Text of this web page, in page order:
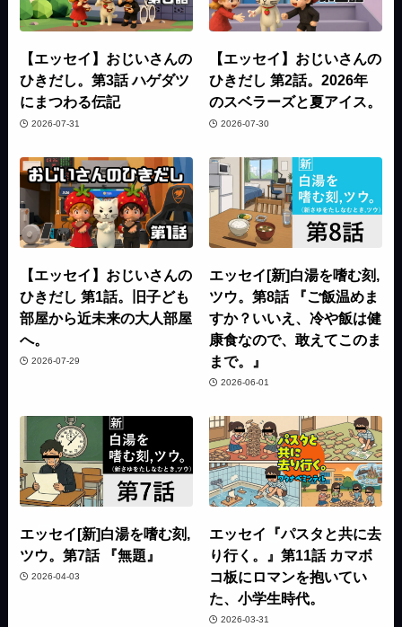
【エッセイ】おじいさんの
ひきだし。第3話 ハゲダツ
にまつわる伝記
2026-07-31
【エッセイ】おじいさんの
ひきだし 第2話。2026年
のスベラーズと夏アイス。
2026-07-30
【エッセイ】おじいさんの
ひきだし 第1話。旧子ども
部屋から近未来の大人部屋
へ。
2026-07-29
エッセイ[新]白湯を嗜む刻,
ツウ。第8話 『ご飯温めま
すか？いいえ、冷や飯は健
康食なので、敢えてこのま
まで。』
2026-06-01
エッセイ[新]白湯を嗜む刻,
ツウ。第7話 『無題』
2026-04-03
エッセイ『パスタと共に去
り行く。』第11話 カマボ
コ板にロマンを抱いてい
た、小学生時代。
2026-03-31